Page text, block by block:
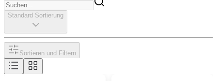
Standard Sortierung
Sortieren und Filtern